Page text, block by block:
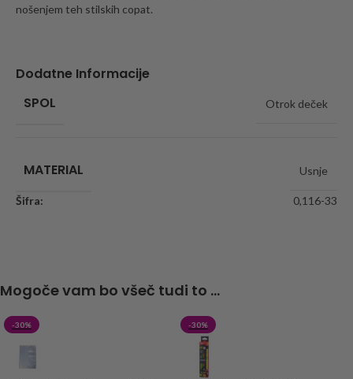
nošenjem teh stilskih copat.
Dodatne Informacije
SPOL
Otrok deček
MATERIAL Usnje
Šifra: 0,116-33
Mogoče vam bo všeč tudi to ...
-30% -30%